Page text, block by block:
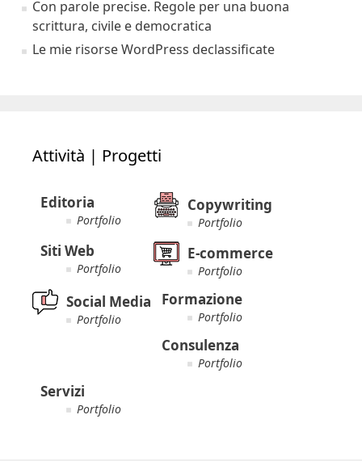
Con parole precise. Regole per una buona
scrittura, civile e democratica
Le mie risorse WordPress declassificate
Attività | Progetti
Editoria
Portfolio
Copywriting
Portfolio
Siti Web
Portfolio
E-commerce
Portfolio
Social Media
Portfolio
Formazione
Portfolio
Consulenza
Portfolio
Servizi
Portfolio